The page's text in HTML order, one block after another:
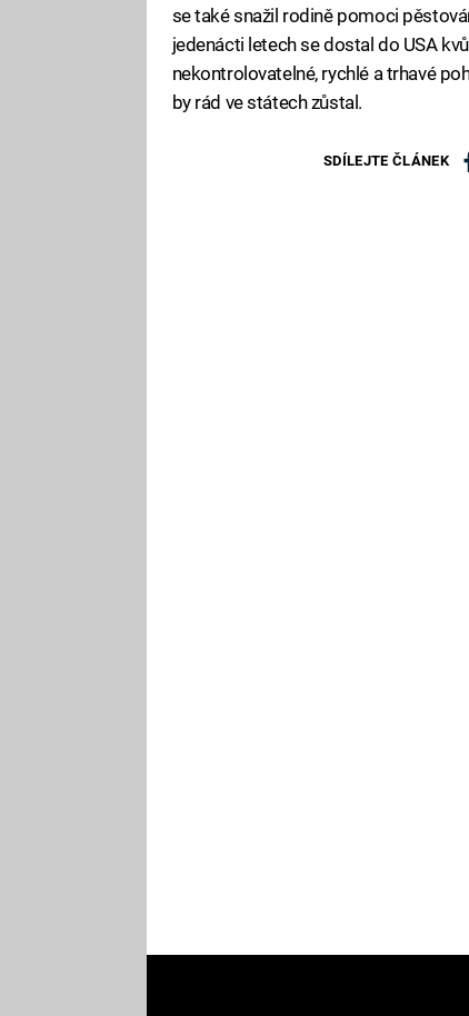
se také snažil rodině pomoci
jedenácti letech se dostal do USA
nekontrolovatelné, rychlé a trhavé
by rád ve státech zůstal.
SDÍLEJTE ČLÁNEK